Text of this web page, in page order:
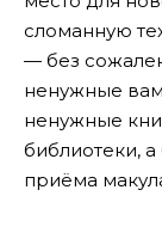
сломанную
— без
ненужные
ненужные
библиотеки,
приёма